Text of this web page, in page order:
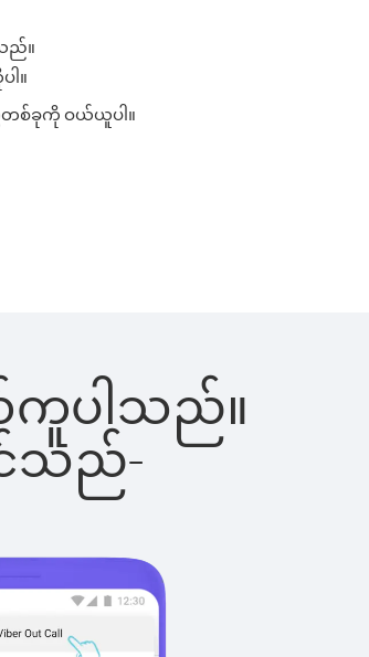
ည်။
ါ။
တစ်ခုကို ဝယ်ယူပါ။
ယ်ကူပါသည်။
င်သည်-